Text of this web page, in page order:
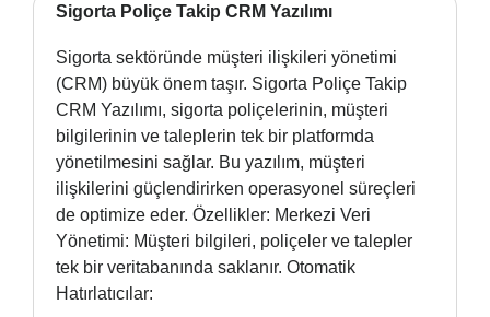
Sigorta Poliçe Takip CRM Yazılımı
Sigorta sektöründe müşteri ilişkileri yönetimi
(CRM) büyük önem taşır. Sigorta Poliçe Takip
CRM Yazılımı, sigorta poliçelerinin, müşteri
bilgilerinin ve taleplerin tek bir platformda
yönetilmesini sağlar. Bu yazılım, müşteri
ilişkilerini güçlendirirken operasyonel süreçleri
de optimize eder. Özellikler: Merkezi Veri
Yönetimi: Müşteri bilgileri, poliçeler ve talepler
tek bir veritabanında saklanır. Otomatik
Hatırlatıcılar: